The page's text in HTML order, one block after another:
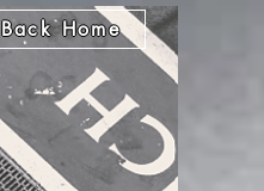
Back Home